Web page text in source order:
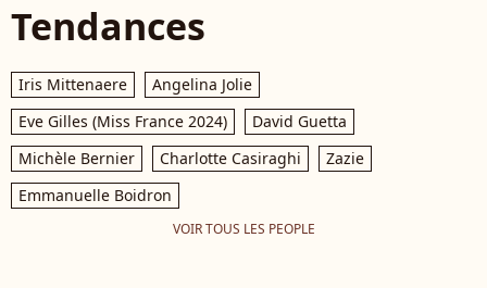
Tendances
Iris Mittenaere
Angelina Jolie
Eve Gilles (Miss France 2024)
David Guetta
Michèle Bernier
Charlotte Casiraghi
Zazie
Emmanuelle Boidron
VOIR TOUS LES PEOPLE